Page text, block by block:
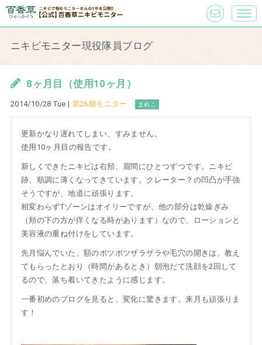
ニキビモニター現役隊員ブログ
8ヶ月目（使用10ヶ月）
2014/10/28 Tue | 第26期モニター まめこ
更新かなり遅れてしまい、すみません。
使用10ヶ月目の報告です。
新しくできたニキビは右頬、眉間にひとつずつです。ニキビ
跡、順調に薄くなってきています。クレーター？の凹凸が手強
そうですが、地道に頑張ります。
相変わらずTゾーンはオイリーですが、他の部分は乾燥ぎみ
（頬の下の方が痒くなる時があります）なので、ローションと
美容液の重ね付けをしています。
先月悩んでいた、額のボツボツザラザラや毛穴の開きは、教え
てもらったとおり（時間があるとき）朝泡だて洗顔を2回して
るので、落ち着いてきたように感じます。
一番初めのブログを見ると、変化に驚きます。来月も頑張りま
す！